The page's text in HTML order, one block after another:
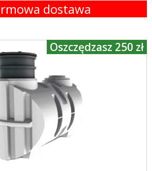
dostawa
Oszczędzasz 250 zł